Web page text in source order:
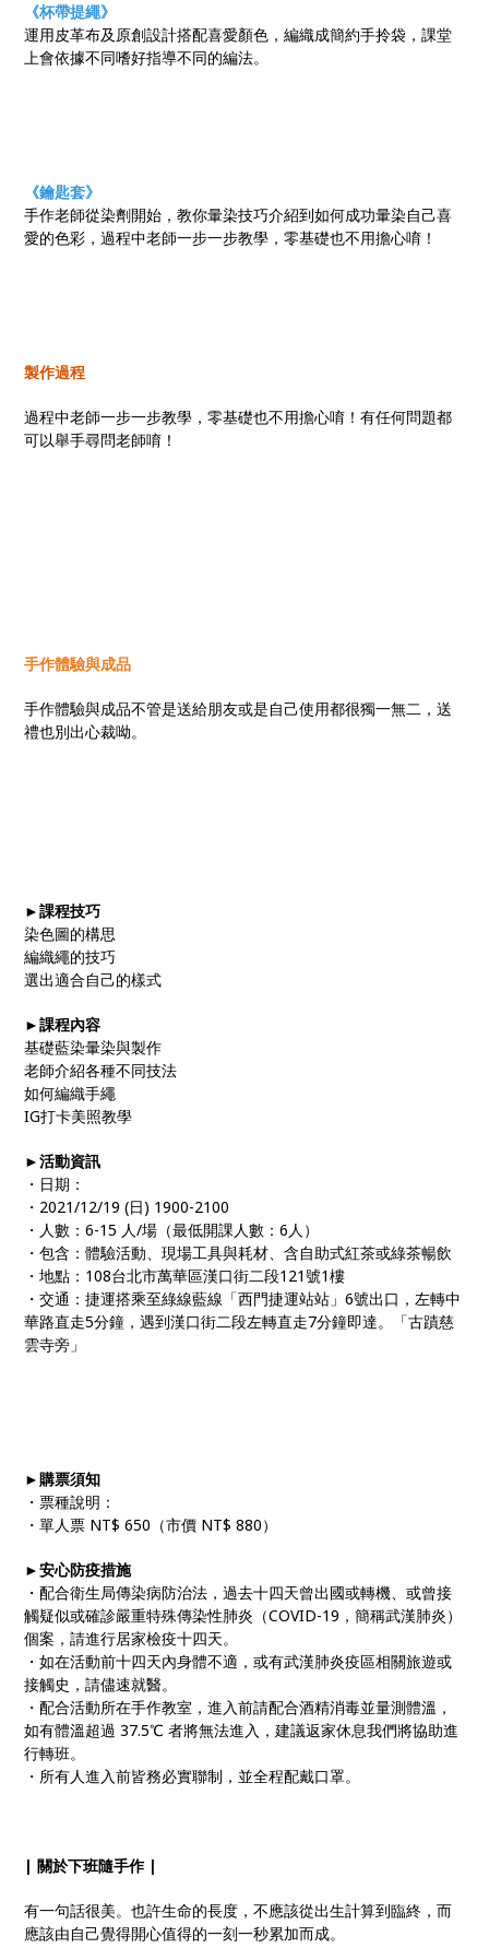
《杯帶提繩》
運用皮革布及原創設計搭配喜愛顏色，編織成簡約手拎袋，課堂
上會依據不同嗜好指導不同的編法。
《鑰匙套》
手作老師從染劑開始，教你暈染技巧介紹到如何成功暈染自己喜
愛的色彩，過程中老師一步一步教學，零基礎也不用擔心唷！
製作過程
過程中老師一步一步教學，零基礎也不用擔心唷！有任何問題都
可以舉手尋問老師唷！
手作體驗與成品
手作體驗與成品不管是送給朋友或是自己使用都很獨一無二，送
禮也別出心裁呦。
►課程技巧
染色圖的構思
編織繩的技巧
選出適合自己的樣式
►課程內容
基礎藍染暈染與製作
老師介紹各種不同技法
如何編織手繩
IG打卡美照教學
►活動資訊
・日期：
・2021/12/19 (日) 1900-2100
・人數：6-15 人/場（最低開課人數：6人）
・包含：體驗活動、現場工具與耗材、含自助式紅茶或綠茶暢飲
・地點：108台北市萬華區漢口街二段121號1樓
・交通：捷運搭乘至綠線藍線「西門捷運站站」6號出口，左轉中
華路直走5分鐘，遇到漢口街二段左轉直走7分鐘即達。「古蹟慈
雲寺旁」
►購票須知
・票種說明：
・單人票 NT$ 650（市價 NT$ 880）
►安心防疫措施
・配合衛生局傳染病防治法，過去十四天曾出國或轉機、或曾接
觸疑似或確診嚴重特殊傳染性肺炎（COVID-19，簡稱武漢肺炎）
個案，請進行居家檢疫十四天。
・如在活動前十四天內身體不適，或有武漢肺炎疫區相關旅遊或
接觸史，請儘速就醫。
・配合活動所在手作教室，進入前請配合酒精消毒並量測體溫，
如有體溫超過 37.5℃ 者將無法進入，建議返家休息我們將協助進
行轉班。
・所有人進入前皆務必實聯制，並全程配戴口罩。
| 關於下班隨手作 |
有一句話很美。也許生命的長度，不應該從出生計算到臨終，而
應該由自己覺得開心值得的一刻一秒累加而成。